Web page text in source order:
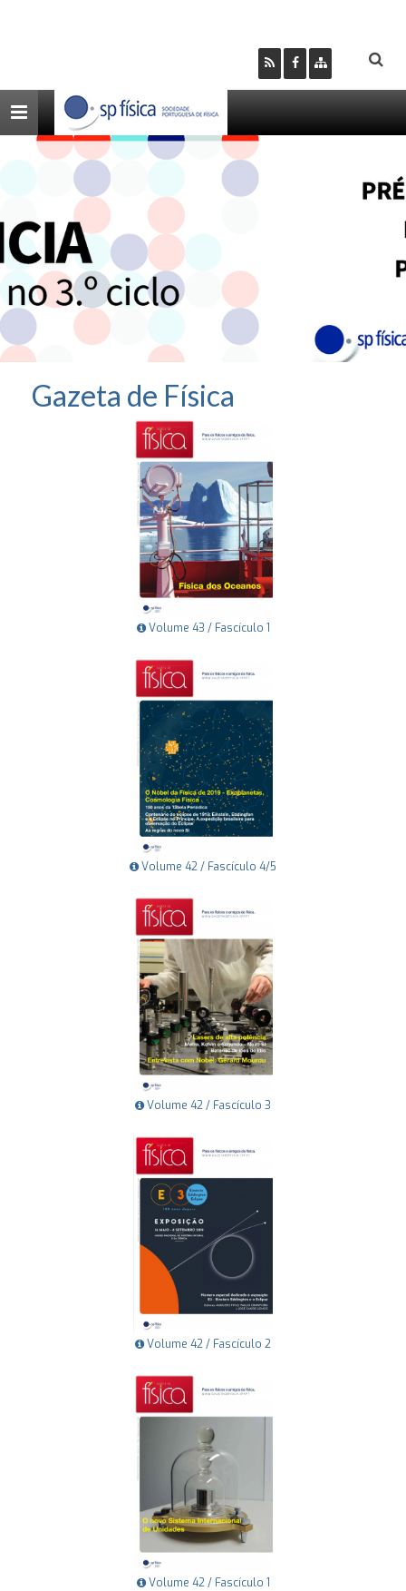
Toggle
navigation
Gazeta de Física
Volume 43 / Fascículo 1
Volume 42 / Fascículo 4/5
Volume 42 / Fascículo 3
Volume 42 / Fascículo 2
Volume 42 / Fascículo 1